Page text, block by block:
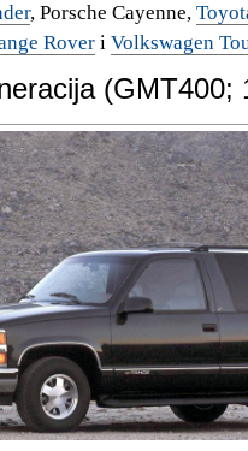
, Porsche Cayenne,
Rover i Volkswagen
(GMT400;